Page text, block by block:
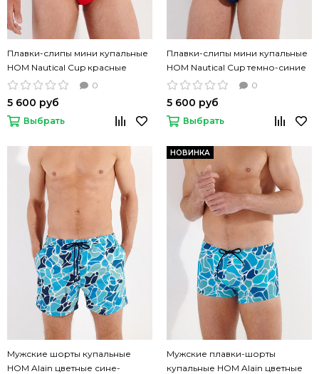
Плавки-слипы мини купальные
HOM Nautical Cup красные
0
5 600 руб
Выбрать
Плавки-слипы мини купальные
HOM Nautical Cup темно-синие
0
5 600 руб
Выбрать
Мужские шорты купальные
HOM Alain цветные сине-
НОВИНКА
Мужские плавки-шорты
купальные HOM Alain цветные